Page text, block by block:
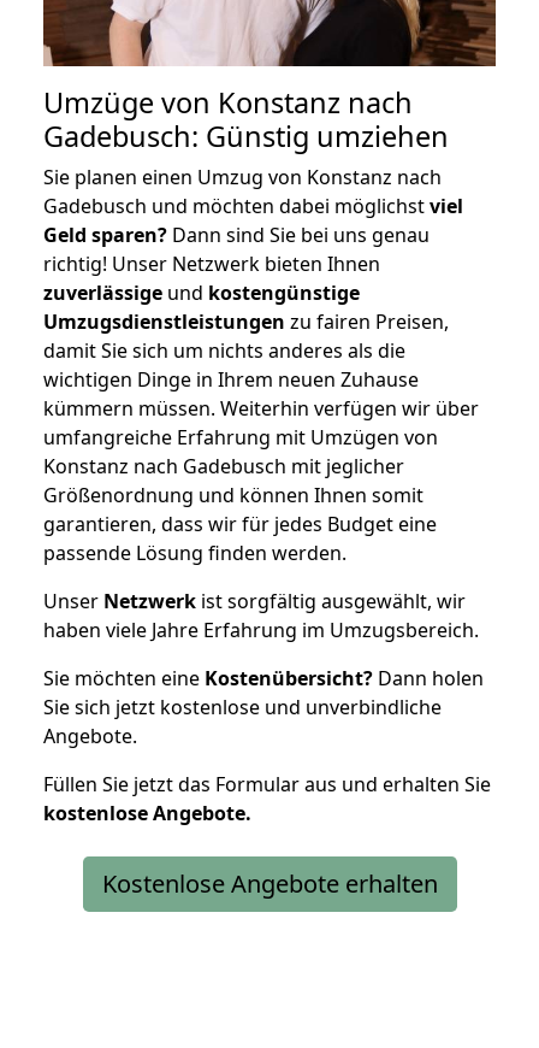
Umzüge von Konstanz nach
Gadebusch: Günstig umziehen
Sie planen einen Umzug von Konstanz nach
Gadebusch und möchten dabei möglichstviel
Geld sparen? Dann sind Sie bei uns genau
richtig! Unser Netzwerk bieten Ihnen
zuverlässige und kostengünstige
Umzugsdienstleistungen zu fairen Preisen,
damit Sie sich um nichts anderes als die
wichtigen Dinge in Ihrem neuen Zuhause
kümmern müssen. Weiterhin verfügen wir über
umfangreiche Erfahrung mit Umzügen von
Konstanz nach Gadebusch mit jeglicher
Größenordnung und können Ihnen somit
garantieren, dass wir für jedes Budget eine
passende Lösung finden werden.
Unser Netzwerk ist sorgfältig ausgewählt, wir
haben viele Jahre Erfahrung im Umzugsbereich.
Sie möchten eine Kostenübersicht? Dann holen
Sie sich jetzt kostenlose und unverbindliche
Angebote.
Füllen Sie jetzt das Formular aus und erhalten Sie
kostenloseAngebote.
Kostenlose Angebote erhalten